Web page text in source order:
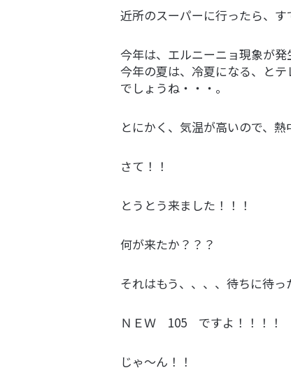
近所のスーパーに行ったら、す
今年は、エルニーニョ現象が発
今年の夏は、冷夏になる、と
でしょうね・・・。
とにかく、気温が高いので、
さて！！
とうとう来ました！！！
何が来たか？？？
それはもう、、、、待ちに待っ
ＮＥＷ 105 ですよ！！！！
じゃ～ん！！